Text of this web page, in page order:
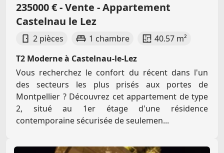
235000 € - Vente - Appartement
Castelnau le Lez
2 pièces 1 chambre
40.57 m²
T2 Moderne à Castelnau-le-Lez
Vous recherchez le confort du récent dans l'un
des secteurs les plus prisés aux portes de
Montpellier ? Découvrez cet appartement de type
2, situé au 1er étage d'une résidence
contemporaine sécurisée de seulemen...